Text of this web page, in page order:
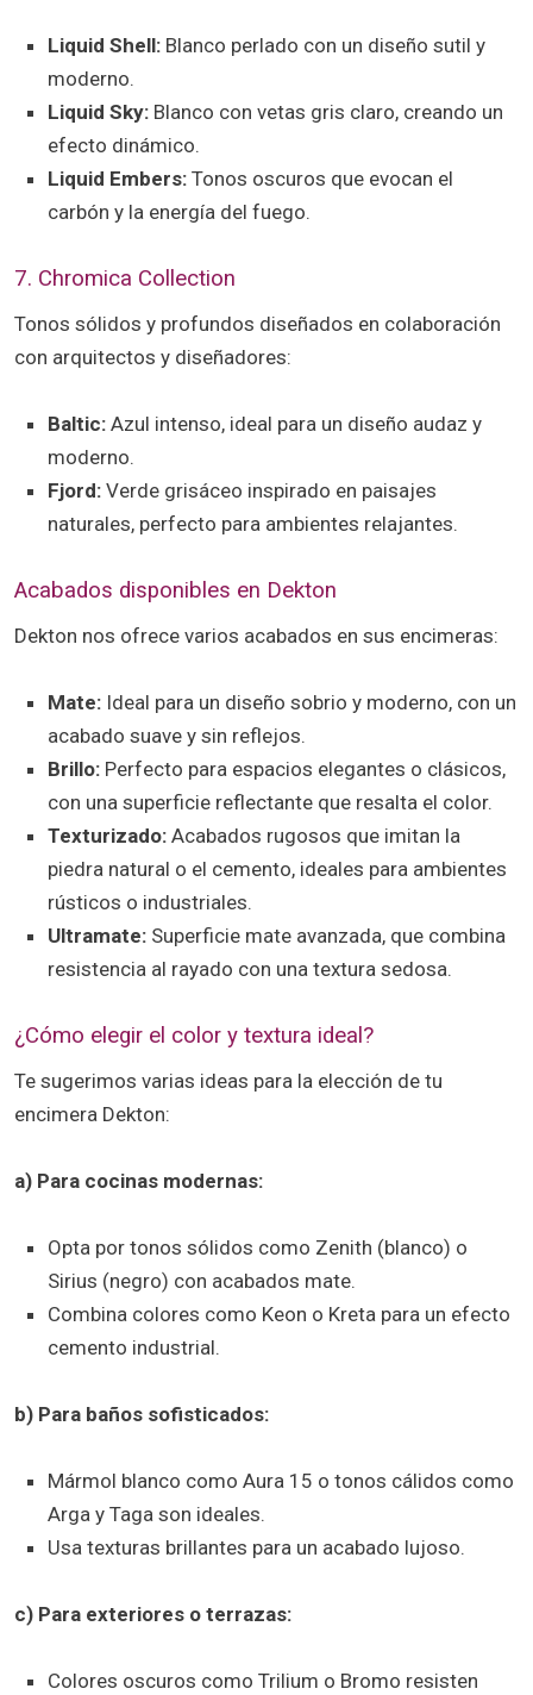
Liquid Shell: Blanco perlado con un diseño sutil y
moderno.
Liquid Sky: Blanco con vetas gris claro, creando un
efecto dinámico.
Liquid Embers: Tonos oscuros que evocan el
carbón y la energía del fuego.
7. Chromica Collection
Tonos sólidos y profundos diseñados en colaboración
con arquitectos y diseñadores:
Baltic: Azul intenso, ideal para un diseño audaz y
moderno.
Fjord: Verde grisáceo inspirado en paisajes
naturales, perfecto para ambientes relajantes.
Acabados disponibles en Dekton
Dekton nos ofrece varios acabados en sus encimeras:
Mate: Ideal para un diseño sobrio y moderno, con un
acabado suave y sin reflejos.
Brillo: Perfecto para espacios elegantes o clásicos,
con una superficie reflectante que resalta el color.
Texturizado: Acabados rugosos que imitan la
piedra natural o el cemento, ideales para ambientes
rústicos o industriales.
Ultramate: Superficie mate avanzada, que combina
resistencia al rayado con una textura sedosa.
¿Cómo elegir el color y textura ideal?
Te sugerimos varias ideas para la elección de tu
encimera Dekton:
a) Para cocinas modernas:
Opta por tonos sólidos como Zenith (blanco) o
Sirius (negro) con acabados mate.
Combina colores como Keon o Kreta para un efecto
cemento industrial.
b) Para baños sofisticados:
Mármol blanco como Aura 15 o tonos cálidos como
Arga y Taga son ideales.
Usa texturas brillantes para un acabado lujoso.
c) Para exteriores o terrazas:
Colores oscuros como Trilium o Bromo resisten